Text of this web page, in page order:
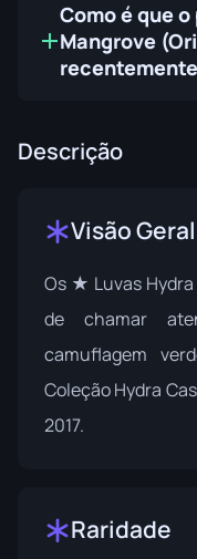
Como é que
Mangrove
Descrição
Visão Geral
Os ★ Luvas Hydra
de chamar
camuflagem
Coleção Hydra
2017.
Raridade